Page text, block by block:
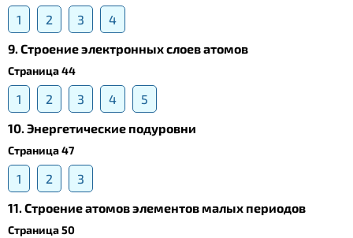
1 2 3
4
9. Строение электронных слоев атомов
Страница 44
1 2 3 4
5
10. Энергетические подуровни
Страница 47
1 2
3
11. Строение атомов элементов малых периодов
Страница 50